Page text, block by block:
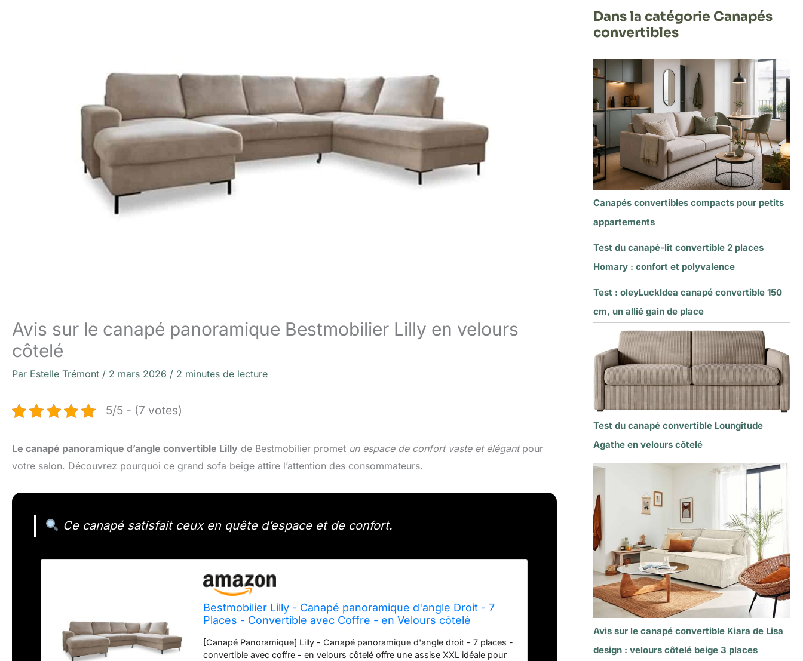
Avis sur le canapé panoramique Bestmobilier Lilly en velours
côtelé
Par Estelle Trémont / 2 mars 2026 / 2 minutes de lecture
5/5 - (7 votes)
Le canapé panoramique d’angle convertible Lilly de Bestmobilier promet un espace de confort vaste et élégantpour
votre salon. Découvrez pourquoi ce grand sofa beige attire l’attention des consommateurs.
Ce canapé satisfait ceux en quête d’espace et de confort.
Bestmobilier Lilly - Canapé panoramique d'angle Droit - 7
Places - Convertible avec Coffre - en Velours côtelé
[Canapé Panoramique] Lilly - Canapé panoramique d'angle droit - 7 places -
convertible avec coffre - en velours côtelé offre une assise XXL idéale pour
Dans la catégorie Canapés
convertibles
Canapés convertibles compacts pour petits
appartements
Test du canapé-lit convertible 2 places
Homary : confort et polyvalence
Test : oleyLuckIdea canapé convertible 150
cm, un allié gain de place
Test du canapé convertible Loungitude
Agathe en velours côtelé
Avis sur le canapé convertible Kiara de Lisa
design : velours côtelé beige 3 places